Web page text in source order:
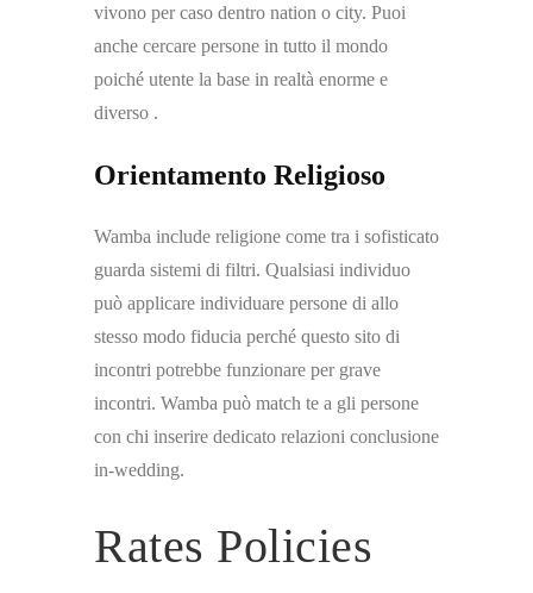
vivono per caso dentro nation o city. Puoi
anche cercare persone in tutto il mondo
poiché utente la base in realtà enorme e
diverso .
Orientamento Religioso
Wamba include religione come tra i sofisticato
guarda sistemi di filtri. Qualsiasi individuo
può applicare individuare persone di allo
stesso modo fiducia perché questo sito di
incontri potrebbe funzionare per grave
incontri. Wamba può match te a gli persone
con chi inserire dedicato relazioni conclusione
in-wedding.
Rates Policies